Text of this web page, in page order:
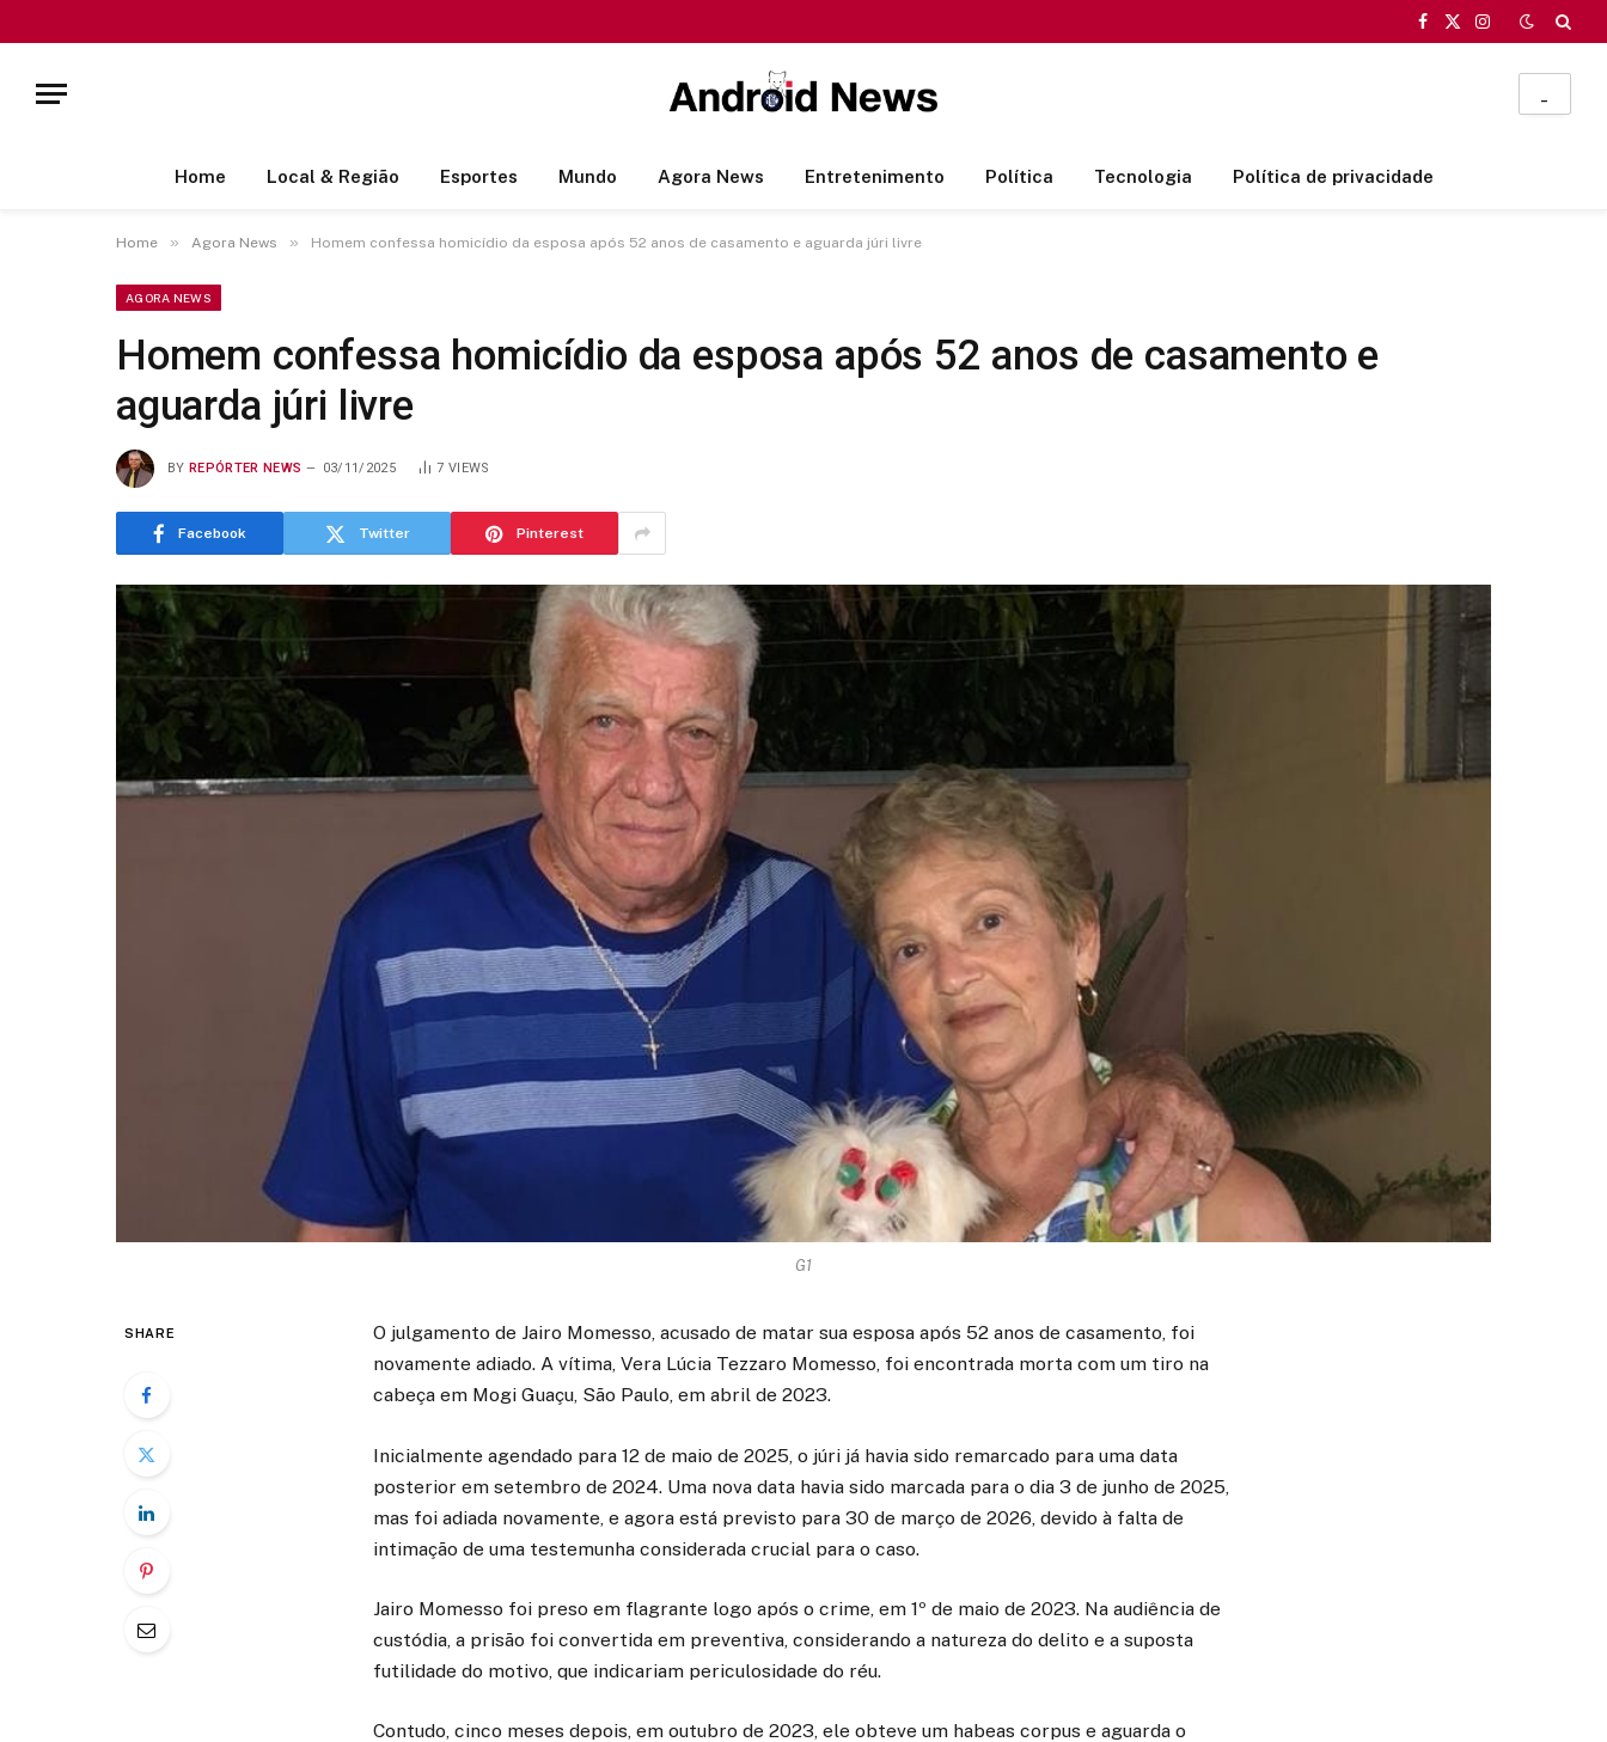
Facebook
X
Instagram
Home Local & Região Esportes Mundo Agora News Entretenimento Política Tecnologia Política de privacidade
Home » Agora News » Homem confessa homicídio da esposa após 52 anos de casamento e aguarda júri livre
AGORA NEWS
Homem confessa homicídio da esposa após 52 anos de casamento e
aguarda júri livre
BY REPÓRTER NEWS 03/11/2025 7 VIEWS
Facebook Twitter Pinterest
G1
SHARE
O julgamento de Jairo Momesso, acusado de matar sua esposa após 52 anos de casamento, foi
novamente adiado. A vítima, Vera Lúcia Tezzaro Momesso, foi encontrada morta com um tiro na
cabeça em Mogi Guaçu, São Paulo, em abril de 2023.
Inicialmente agendado para 12 de maio de 2025, o júri já havia sido remarcado para uma data
posterior em setembro de 2024. Uma nova data havia sido marcada para o dia 3 de junho de 2025,
mas foi adiada novamente, e agora está previsto para 30 de março de 2026, devido à falta de
intimação de uma testemunha considerada crucial para o caso.
Jairo Momesso foi preso em flagrante logo após o crime, em 1º de maio de 2023. Na audiência de
custódia, a prisão foi convertida em preventiva, considerando a natureza do delito e a suposta
futilidade do motivo, que indicariam periculosidade do réu.
Contudo, cinco meses depois, em outubro de 2023, ele obteve um habeas corpus e aguarda o